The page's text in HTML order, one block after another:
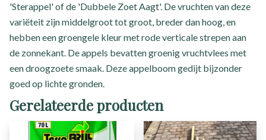
'Sterappel' of de 'Dubbele Zoet Aagt'. De vruchten van deze
variëteit zijn middelgroot tot groot, breder dan hoog, en
hebben een groengele kleur met rode verticale strepen aan
de zonnekant. De appels bevatten groenig vruchtvlees met
een droogzoete smaak. Deze appelboom gedijt bijzonder
goed op lichte gronden.
Gerelateerde producten